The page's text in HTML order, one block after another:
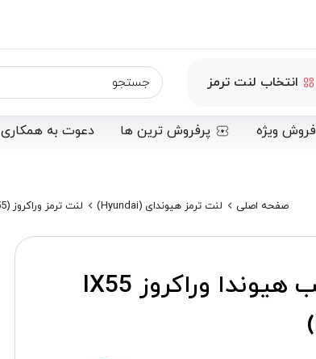
انتخاب لنت ترمز
فروش ویژه پرفروش ترین ها دعوت به همکاری
صفحه اصلی لنت ترمز هیوندای (Hyundai) لنت ترمز وراکروز Veracruz (IX55)
لنت ترمز عقب هیوندا وراکروز IX55